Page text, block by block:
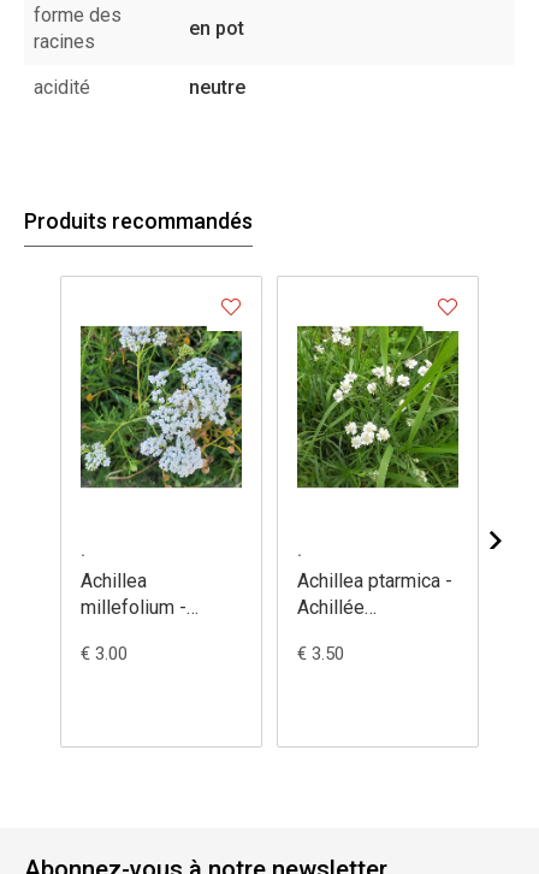
forme des
racines
en pot
acidité neutre
Produits recommandés
.
Achillea
millefolium -
millefeuille
€ 3.00
.
Achillea ptarmica -
Achillée
€ 3.50